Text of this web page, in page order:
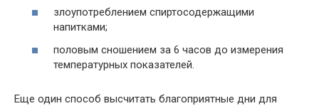
злоупотреблением спиртосодержащими
напитками;
половым сношением за 6 часов до измерения
температурных показателей.
Еще один способ высчитать благоприятные дни для